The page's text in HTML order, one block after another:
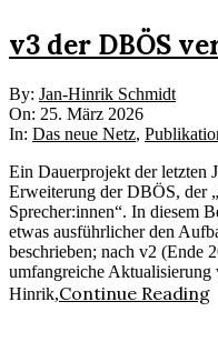
v3 der DBÖS
2026-
03-
25
By: Jan-Hinrik Schmidt
On: 25. März 2026
In: Das neue Netz,
Ein Dauerprojekt der letzten
Erweiterung der DBÖS, der
Sprecher:innen“. In diesem
etwas ausführlicher den
beschrieben; nach v2 (Ende
umfangreiche
Hinrik,Continue Reading